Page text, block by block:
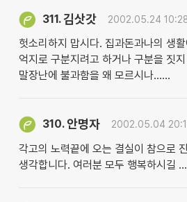
311.김삿갓 2002.05.24
헛소리하지 맙시다. 집과돈과나의 생
억지로 구분지려고 하거나 구분을 짓
말장난에 불과함을 왜 모르시나......
310.안명자 2002.05.04
각고의 노력끝에 오는 결실이 참으로
생각합니다. 여러분 모두 행복하시길 ...